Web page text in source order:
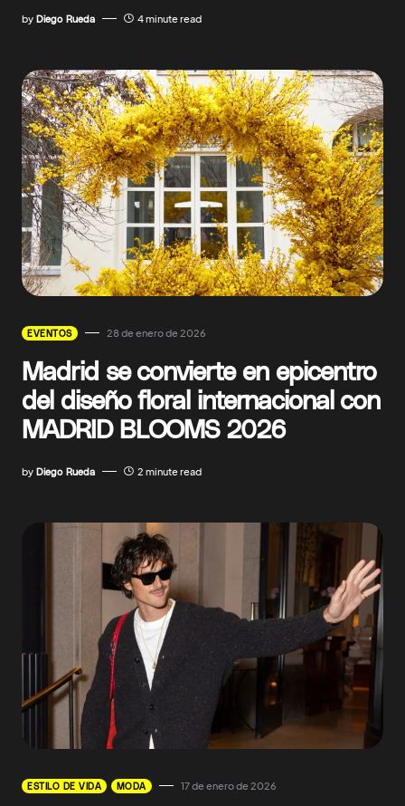
by Diego Rueda 4 minute read
EVENTOS 28 de enero de 2026
Madrid se convierte en epicentro
del diseño floral internacional con
MADRID BLOOMS 2026
by Diego Rueda 2 minute read
ESTILO DE VIDA MODA 17 de enero de 2026